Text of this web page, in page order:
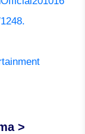
>